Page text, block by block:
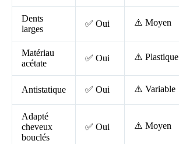
Dents
larges
✅ Oui ⚠️ Moyen
Matériau
acétate
✅ Oui ⚠️ Plastique
Antistatique ✅ Oui ⚠️ Variable
Adapté
cheveux
bouclés
✅ Oui ⚠️ Moyen